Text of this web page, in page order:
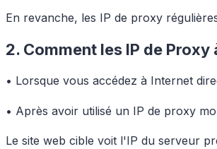
En revanche, les IP de proxy
2. Comment les IP de
• Lorsque vous accédez à Internet
• Après avoir utilisé un IP de proxy
Le site web cible voit l'IP du serveur